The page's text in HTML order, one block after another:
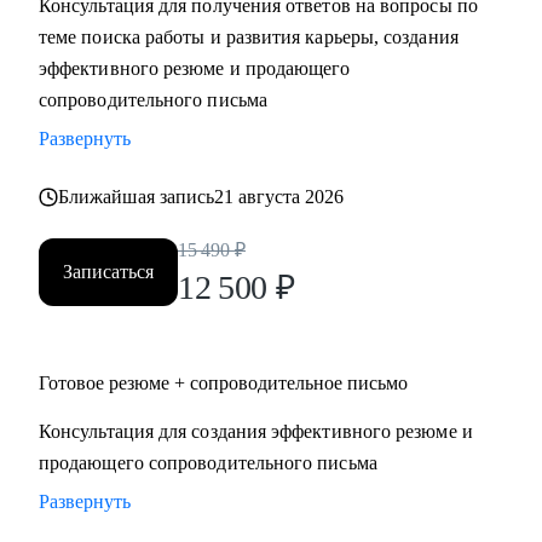
• Поддержу в успешном старте карьеры или после
перерыва в работе
• HoReCa
• В2В / В2С / B2G торговля, в том числе e-commerce
(обслуживание, эксплуатация, продажи), закупки/тендеры
• эксплуатации недвижимости и АХО
• образование
• услуги в beauty-индустрии
Консультация для получения ответов на вопросы по
теме поиска работы и развития карьеры, создания
эффективного резюме и продающего
сопроводительного письма
Развернуть
Ближайшая запись21 августа 2026
Записаться
15 490 ₽
12 500 ₽
Готовое резюме + сопроводительное письмо
Консультация для создания эффективного резюме и
продающего сопроводительного письма
Развернуть